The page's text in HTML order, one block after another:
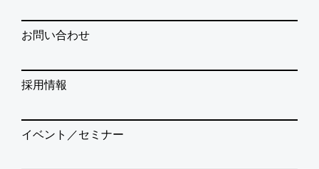
お問い合わせ
採用情報
イベント／セミナー